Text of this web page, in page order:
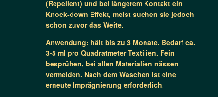
(Repellent) und bei längerem Kontakt ein
Knock-down Effekt, meist suchen sie jedoch
schon zuvor das Weite.
Anwendung: hält bis zu 3 Monate. Bedarf ca.
3-5 ml pro Quadratmeter Textilien. Fein
besprühen, bei allen Materialien nässen
vermeiden. Nach dem Waschen ist eine
erneute Imprägnierung erforderlich.